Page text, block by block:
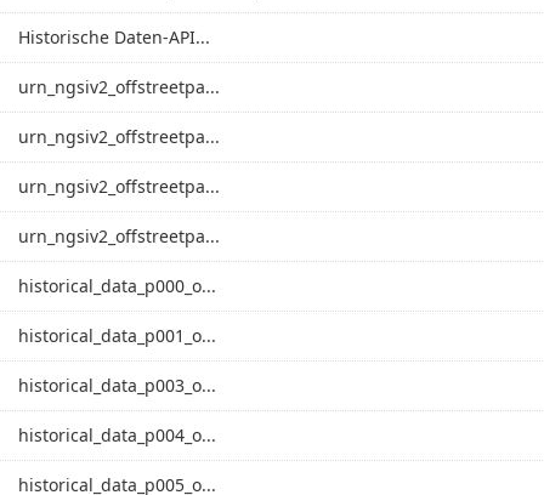
Historische Daten-API...
urn_ngsiv2_offstreetpa...
urn_ngsiv2_offstreetpa...
urn_ngsiv2_offstreetpa...
urn_ngsiv2_offstreetpa...
historical_data_p000_o...
historical_data_p001_o...
historical_data_p003_o...
historical_data_p004_o...
historical_data_p005_o...